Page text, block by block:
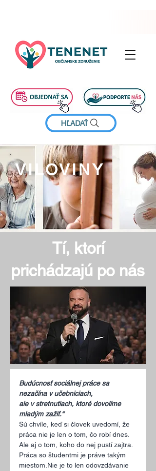
HĽADAŤ
Tí, ktorí
prichádzajú po nás
Budúcnosť sociálnej práce sa
nezačína v učebniciach,
ale v stretnutiach, ktoré dovolíme
mladým zažiť.“
Sú chvíle, keď si človek uvedomí, že
práca nie je len o tom, čo robí dnes.
Ale aj o tom, koho do nej pustí zajtra.
Práca so študentmi je práve takým
miestom.Nie je to len odovzdávanie
VILOVINY